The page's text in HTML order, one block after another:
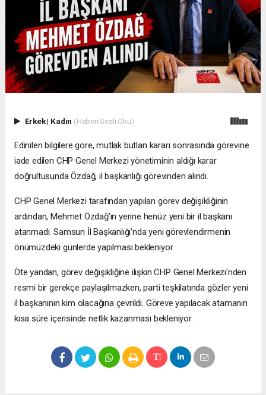
Erkek| Kadın (Haberi Sesli Oku)
Edinilen bilgilere göre, mutlak butlan kararı sonrasında görevine
iade edilen CHP Genel Merkezi yönetiminin aldığı karar
doğrultusunda Özdağ, il başkanlığı görevinden alındı.
CHP Genel Merkezi tarafından yapılan görev değişikliğinin
ardından, Mehmet Özdağ'ın yerine henüz yeni bir il başkanı
atanmadı. Samsun İl Başkanlığı'nda yeni görevlendirmenin
önümüzdeki günlerde yapılması bekleniyor.
Öte yandan, görev değişikliğine ilişkin CHP Genel Merkezi'nden
resmi bir gerekçe paylaşılmazken, parti teşkilatında gözler yeni
il başkanının kim olacağına çevrildi. Göreve yapılacak atamanın
kısa süre içerisinde netlik kazanması bekleniyor.